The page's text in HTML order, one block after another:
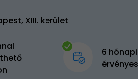
XIII. kerület
6
érvényes